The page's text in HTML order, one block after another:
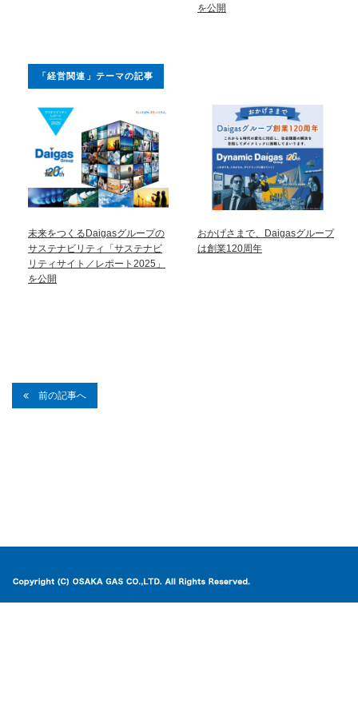
を公開
「経営関連」テーマの記事
未来をつくるDaigasグループの
サステナビリティ「サステナビ
リティサイト／レポート2025」
を公開
おかげさまで、Daigasグループ
は創業120周年
前の記事へ